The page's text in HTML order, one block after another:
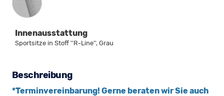
Innenausstattung
Sportsitze in Stoff ''R-Line'', Grau
Beschreibung
*Terminvereinbarung! Gerne beraten wir Sie auch